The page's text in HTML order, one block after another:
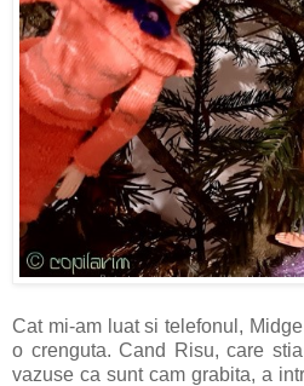
Cat mi-am luat si telefonul,
o crenguta. Cand Risu, care
vazuse ca sunt cam grabita, a